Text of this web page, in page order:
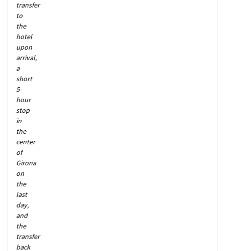
transfer
to
the
hotel
upon
arrival,
a
short
5-
hour
stop
in
the
center
of
Girona
on
the
last
day,
and
the
transfer
back